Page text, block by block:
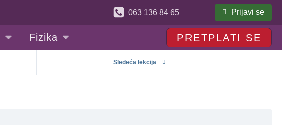
063 136 84 65 Prijavi se
Fizika PRETPLATI SE
Sledeća lekcija